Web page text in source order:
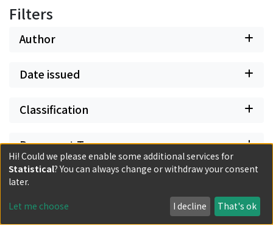
Filters
Author
Date issued
Classification
Document Type
Has files
Hi! Could we please enable some additional services for
Statistical? You can always change or withdraw your consent
later.
Let me choose I decline That's ok